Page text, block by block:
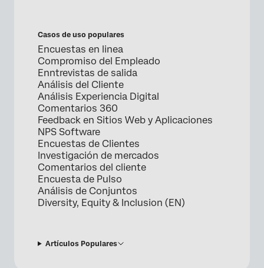
Casos de uso populares
Encuestas en linea
Compromiso del Empleado
Enntrevistas de salida
Análisis del Cliente
Análisis Experiencia Digital
Comentarios 360
Feedback en Sitios Web y Aplicaciones
NPS Software
Encuestas de Clientes
Investigación de mercados
Comentarios del cliente
Encuesta de Pulso
Análisis de Conjuntos
Diversity, Equity & Inclusion (EN)
Artículos Populares